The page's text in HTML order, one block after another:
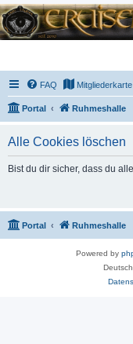
FAQ Mitgliederkarte
Portal Ruhmeshalle
Alle Cookies löschen
Bist du dir sicher, dass du
Portal Ruhmeshalle
Powered by